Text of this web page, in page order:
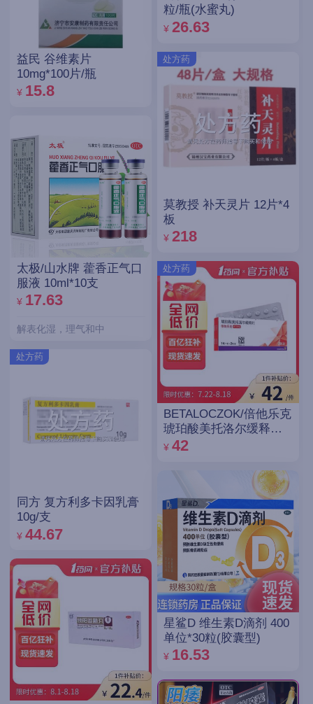
益民 谷维素片
10mg*100片/瓶
¥ 15.8
太极/山水牌 藿香正气口
服液 10ml*10支
¥ 17.63
解表化湿，理气和中
处方药
同方 复方利多卡因乳膏
10g/支
¥ 44.67
粒/瓶(水蜜丸)
¥ 26.63
处方药
莫教授 补天灵片 12片*4
板
¥ 218
处方药
BETALOCZOK/倍他乐克
琥珀酸美托洛尔缓释片
47.5mg*14片*2板
¥ 42
星鲨D 维生素D滴剂 400
单位*30粒(胶囊型)
¥ 16.53